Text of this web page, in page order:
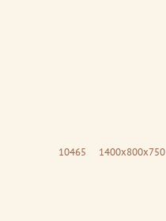
10465 1400x800x750